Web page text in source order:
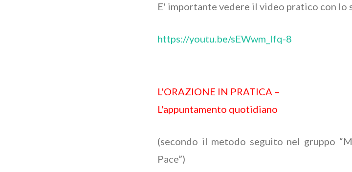
E' importante vedere il video pratico con lo
https://youtu.be/sEWwm_lfq-8
L'ORAZIONE IN PRATICA –
L'appuntamento quotidiano
(secondo il metodo seguito nel gruppo
Pace”)